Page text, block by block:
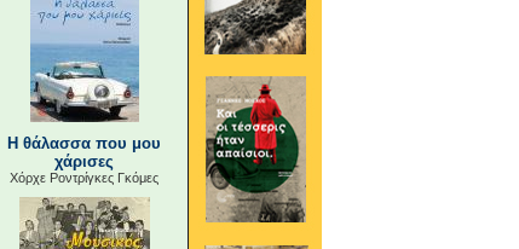
Η θάλασσα που μου
χάρισες
Χόρχε Ροντρίγκες Γκόμες